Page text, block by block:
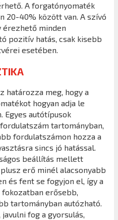
A forgatónyomaték
20-40% között van. A szívó
érezhető minden
pozitív hatás, csak kisebb
esetében.
határozza meg, hogy a
hogyan adja le
Egyes autótípusok
tartományban,
fordulatszámon hozza a
sincs jó hatással.
beállítás mellett
erő minél alacsonyabb
és fent se fogyjon el, így a
erősebb,
tartományban autózható.
fog a gyorsulás,